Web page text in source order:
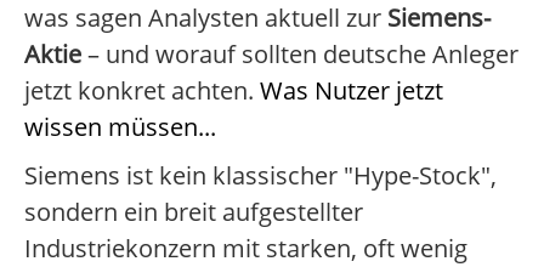
was sagen Analysten aktuell zur Siemens-
Aktie– und worauf sollten deutsche Anleger
jetzt konkret achten. Was Nutzer jetzt
wissen müssen...
Siemens ist kein klassischer "Hype-Stock",
sondern ein breit aufgestellter
Industriekonzern mit starken, oft wenig